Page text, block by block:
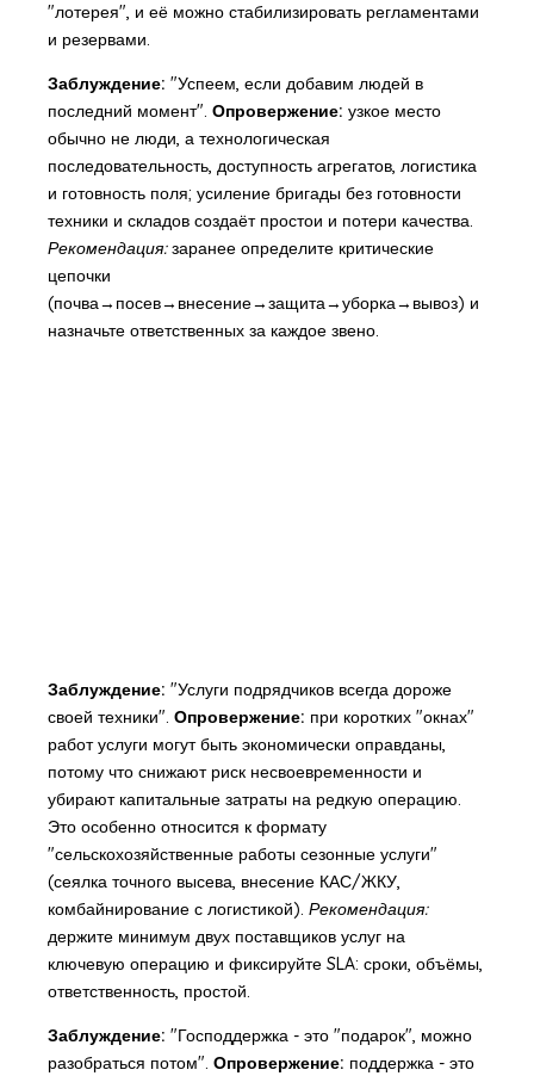
"лотерея", и её можно стабилизировать регламентами
и резервами.
Заблуждение: "Успеем, если добавим людей в
последний момент". Опровержение: узкое место
обычно не люди, а технологическая
последовательность, доступность агрегатов, логистика
и готовность поля; усиление бригады без готовности
техники и складов создаёт простои и потери качества.
Рекомендация:заранее определите критические
цепочки
(почва→посев→внесение→защита→уборка→вывоз) и
назначьте ответственных за каждое звено.
Заблуждение: "Услуги подрядчиков всегда дороже
своей техники". Опровержение: при коротких "окнах"
работ услуги могут быть экономически оправданы,
потому что снижают риск несвоевременности и
убирают капитальные затраты на редкую операцию.
Это особенно относится к формату
"сельскохозяйственные работы сезонные услуги"
(сеялка точного высева, внесение КАС/ЖКУ,
комбайнирование с логистикой). Рекомендация:
держите минимум двух поставщиков услуг на
ключевую операцию и фиксируйте SLA: сроки, объёмы,
ответственность, простой.
Заблуждение: "Господдержка - это "подарок", можно
разобраться потом". Опровержение: поддержка - это